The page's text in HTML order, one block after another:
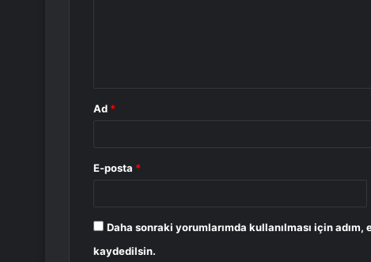
Ad *
E-posta *
Daha sonraki yorumlarımda kullanılması için
kaydedilsin.